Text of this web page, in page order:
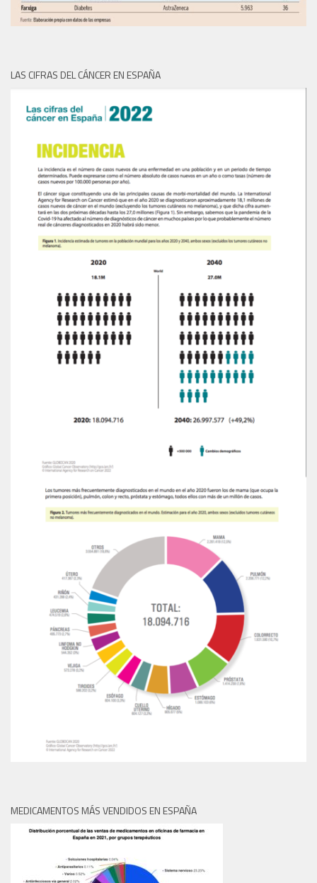
LAS CIFRAS DEL CÁNCER EN ESPAÑA
MEDICAMENTOS MÁS VENDIDOS EN ESPAÑA